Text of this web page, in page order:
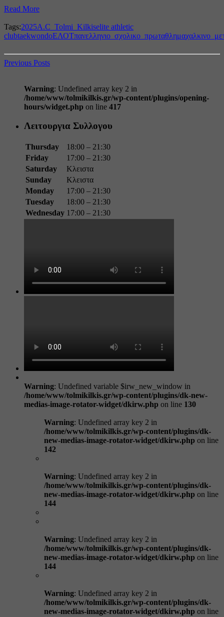
Read More
Tags:2025A.C_Tolmi_Kilkiselite athletic
clubtaekwondoΕΛΟΤπανελληνιο_σχολικο_πρωταθλημα
Previous Posts
Warning: Undefined array key 2 in
/home/www/tolmikilkis.gr/wp-content/plugins/opening-
hours/widget.php on line 417
Λειτουργια Συλλογου
Thursday
18:00 – 21:30
Friday
17:00 – 21:30
Saturday
Κλειστα
Sunday
Κλειστα
Monday
17:00 – 21:30
Tuesday
18:00 – 21:30
Wednesday 17:00 – 21:30
Warning: Undefined variable $irw_new_window in
/home/www/tolmikilkis.gr/wp-content/plugins/dk-new-
medias-image-rotator-widget/dkirw.php on line 130
Warning: Undefined array key 2 in
/home/www/tolmikilkis.gr/wp-content/plugins/dk-
new-medias-image-rotator-widget/dkirw.php on line
142
Warning: Undefined array key 2 in
/home/www/tolmikilkis.gr/wp-content/plugins/dk-
new-medias-image-rotator-widget/dkirw.php on line
144
Warning: Undefined array key 2 in
/home/www/tolmikilkis.gr/wp-content/plugins/dk-
new-medias-image-rotator-widget/dkirw.php on line
144
Warning: Undefined array key 2 in
/home/www/tolmikilkis.gr/wp-content/plugins/dk-
new-medias-image-rotator-widget/dkirw.php on line